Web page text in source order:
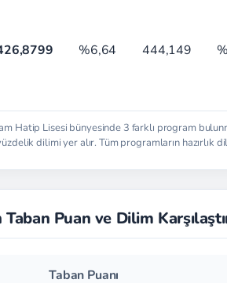
%6,64 444,149
Hatip Lisesi bünyesinde 3 farklı program
dilimi yer alır. Tüm programların hazırlık
Taban Puan ve Dilim
Taban Puanı